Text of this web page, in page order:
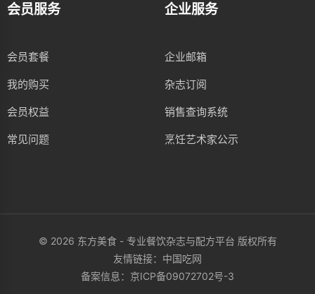
会员服务
会员套餐
我的购买
会员权益
常见问题
企业服务
企业邮箱
杂志订阅
销售查询系统
烹饪艺术家公示
© 2026 东方美食 - 专业餐饮杂志与配方平台 版权所有
友情链接： 中国吃网
备案信息： 京ICP备09072702号-3